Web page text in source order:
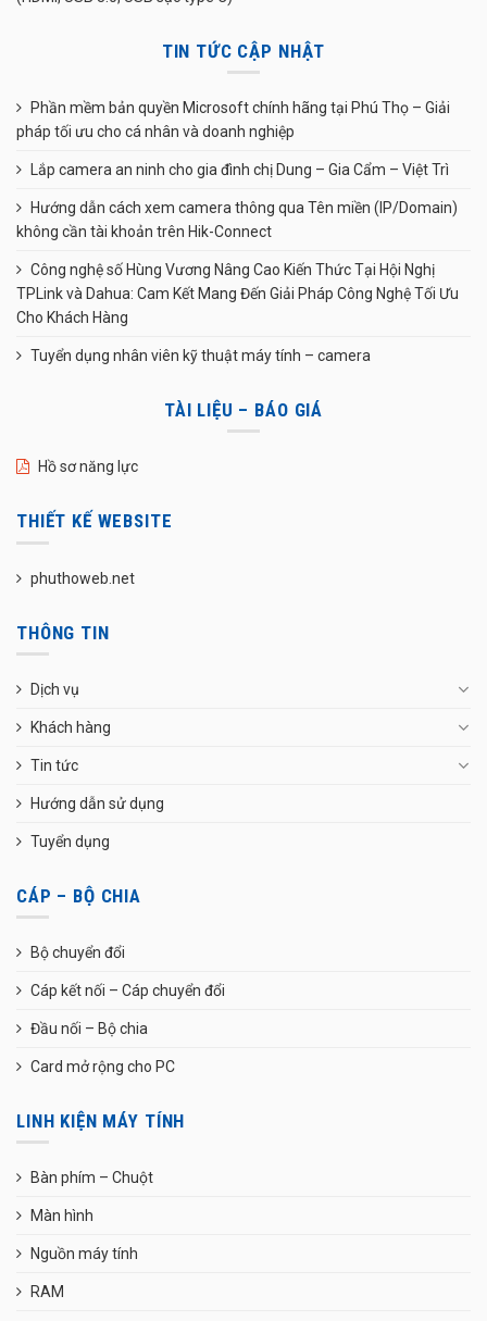
TIN TỨC CẬP NHẬT
Phần mềm bản quyền Microsoft chính hãng tại Phú Thọ – Giải
pháp tối ưu cho cá nhân và doanh nghiệp
Lắp camera an ninh cho gia đình chị Dung – Gia Cẩm – Việt Trì
Hướng dẫn cách xem camera thông qua Tên miền (IP/Domain)
không cần tài khoản trên Hik-Connect
Công nghệ số Hùng Vương Nâng Cao Kiến Thức Tại Hội Nghị
TPLink và Dahua: Cam Kết Mang Đến Giải Pháp Công Nghệ Tối Ưu
Cho Khách Hàng
Tuyển dụng nhân viên kỹ thuật máy tính – camera
TÀI LIỆU – BÁO GIÁ
Hồ sơ năng lực
THIẾT KẾ WEBSITE
phuthoweb.net
THÔNG TIN
Dịch vụ
Khách hàng
Tin tức
Hướng dẫn sử dụng
Tuyển dụng
CÁP – BỘ CHIA
Bộ chuyển đổi
Cáp kết nối – Cáp chuyển đổi
Đầu nối – Bộ chia
Card mở rộng cho PC
LINH KIỆN MÁY TÍNH
Bàn phím – Chuột
Màn hình
Nguồn máy tính
RAM